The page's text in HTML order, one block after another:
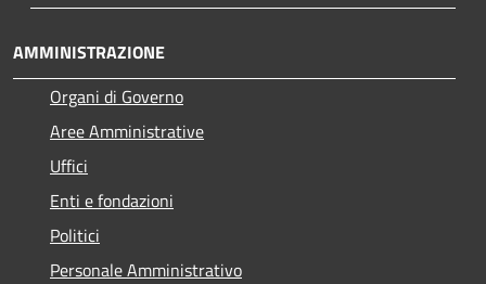
AMMINISTRAZIONE
Organi di Governo
Aree Amministrative
Uffici
Enti e fondazioni
Politici
Personale Amministrativo